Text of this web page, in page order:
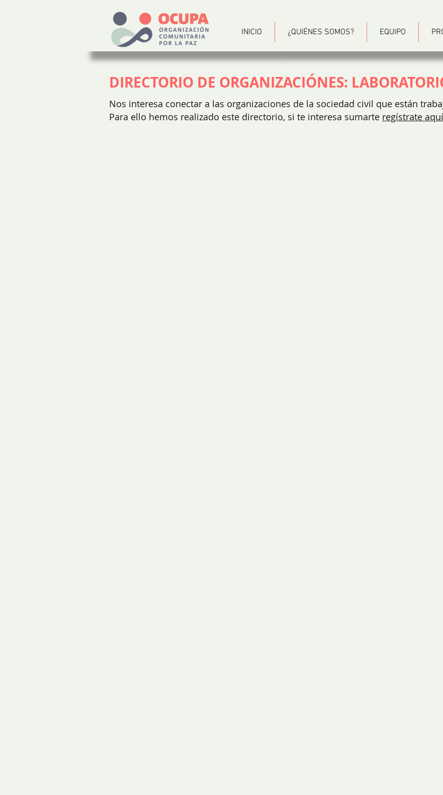
INICIO ¿QUIÉNES SOMOS? EQUIPO
DIRECTORIO DE ORGANIZACIÓNES:
Nos interesa conectar a las organizaciones de la sociedad civil que están
Para ello hemos realizado este directorio, si te interesa sumarte regístrate aquí